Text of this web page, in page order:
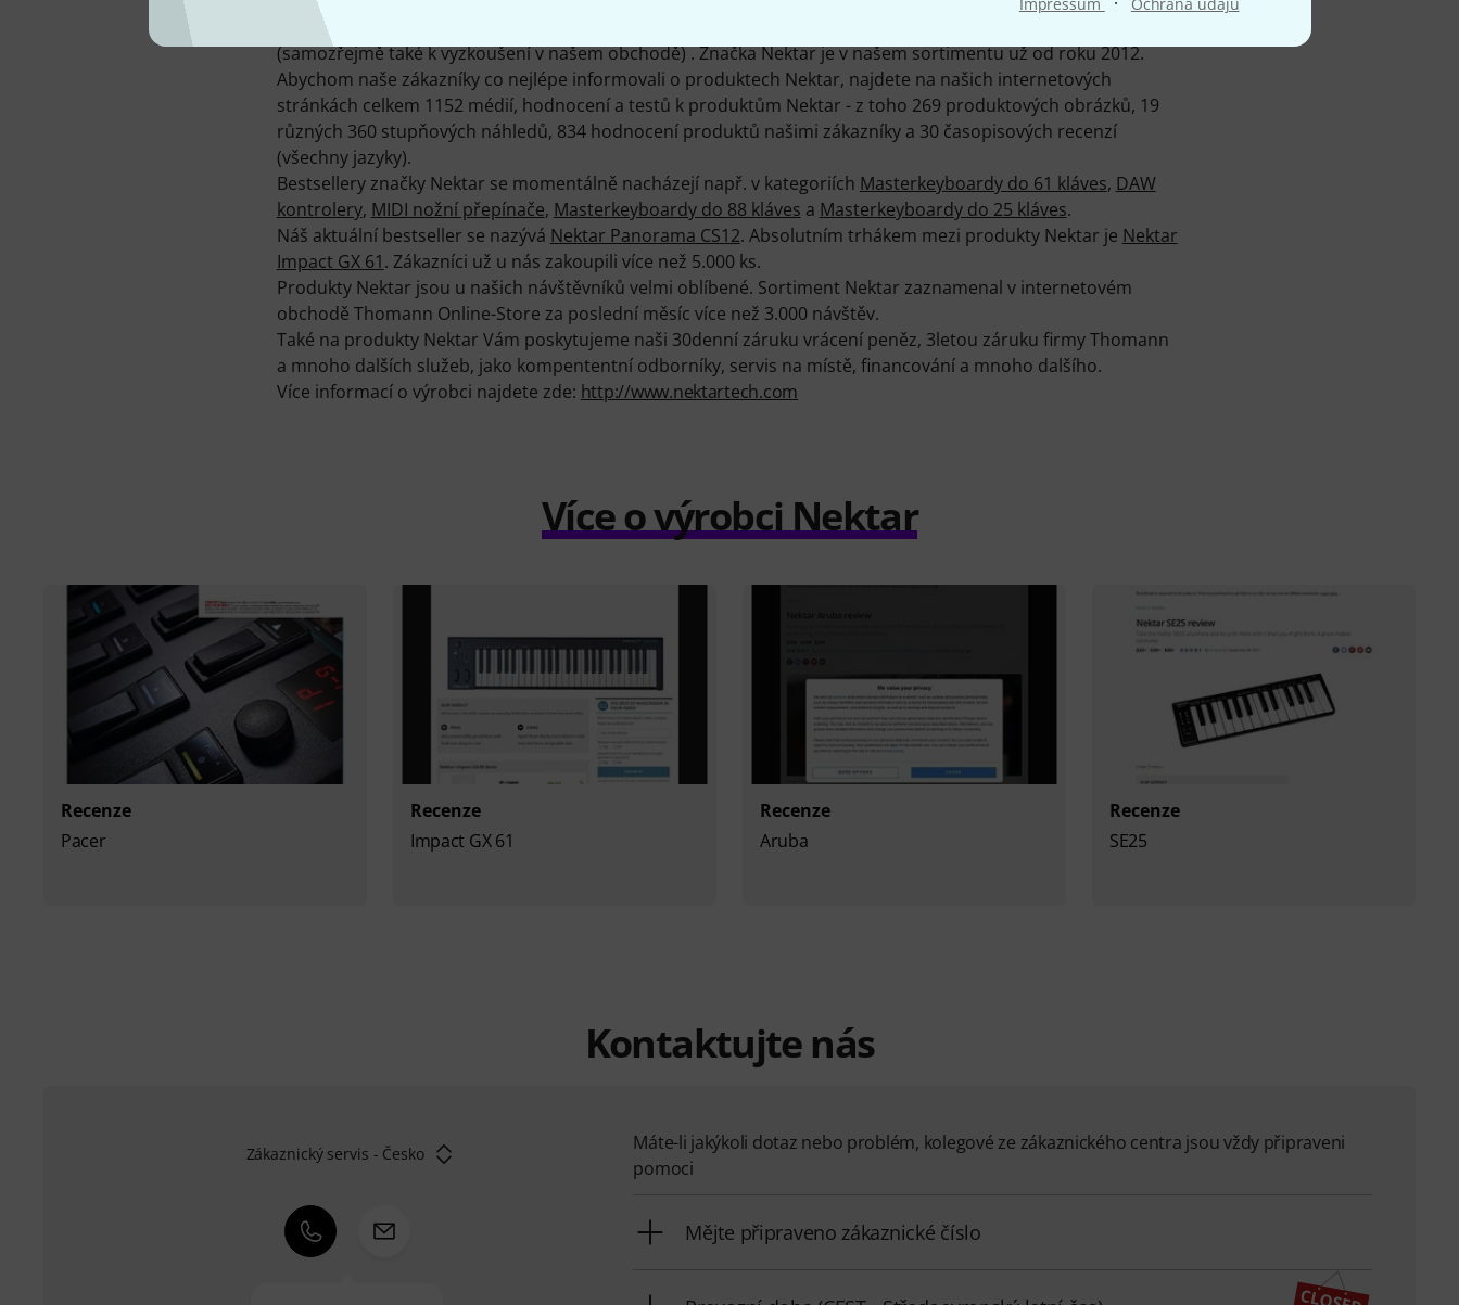
V současné době nabízíme 20 produktů Nektar - z toho je 17 přímo k dispozici skladem v Treppendorfu
(samozřejmě také k vyzkoušení v našem obchodě) . Značka Nektar je v našem sortimentu už od roku 2012.
Abychom naše zákazníky co nejlépe informovali o produktech Nektar, najdete na našich internetových
stránkách celkem 1152 médií, hodnocení a testů k produktům Nektar - z toho 269 produktových obrázků, 19
různých 360 stupňových náhledů, 834 hodnocení produktů našimi zákazníky a 30 časopisových recenzí
(všechny jazyky).
Bestsellery značky Nektar se momentálně nacházejí např. v kategoriích Masterkeyboardy do 61 kláves, DAW
kontrolery, MIDI nožní přepínače, Masterkeyboardy do 88 kláves a Masterkeyboardy do 25 kláves.
Náš aktuální bestseller se nazývá Nektar Panorama CS12. Absolutním trhákem mezi produkty Nektar je Nektar
Impact GX 61. Zákazníci už u nás zakoupili více než 5.000 ks.
Produkty Nektar jsou u našich návštěvníků velmi oblíbené. Sortiment Nektar zaznamenal v internetovém
obchodě Thomann Online-Store za poslední měsíc více než 3.000 návštěv.
Také na produkty Nektar Vám poskytujeme naši 30denní záruku vrácení peněz, 3letou záruku firmy Thomann
a mnoho dalších služeb, jako kompententní odborníky, servis na místě, financování a mnoho dalšího.
Více informací o výrobci najdete zde: http://www.nektartech.com
Více o výrobci Nektar
Recenze
Pacer
Recenze
Impact GX 61
Recenze
Aruba
Recenze
SE25
Kontaktujte nás
Zákaznický servis - Česko
Máte-li jakýkoli dotaz nebo problém, kolegové ze zákaznického centra jsou vždy připraveni
pomoci
Mějte připraveno zákaznické číslo